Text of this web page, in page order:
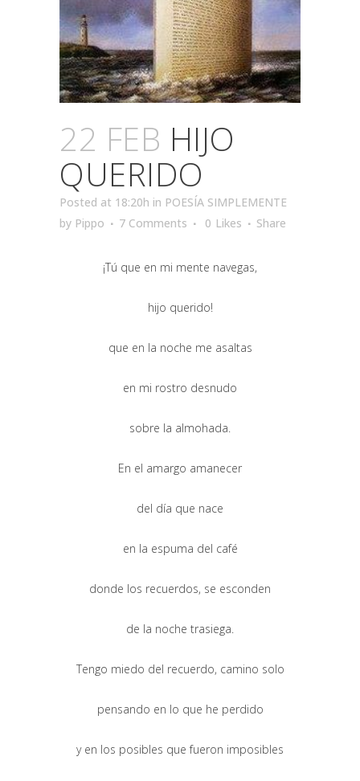
22 FEB HIJO
QUERIDO
Posted at 18:20h in POESÍA SIMPLEMENTE
by Pippo 7 Comments 0 Likes Share
¡Tú que en mi mente navegas,
hijo querido!
que en la noche me asaltas
en mi rostro desnudo
sobre la almohada.
En el amargo amanecer
del día que nace
en la espuma del café
donde los recuerdos, se esconden
de la noche trasiega.
Tengo miedo del recuerdo, camino solo
pensando en lo que he perdido
y en los posibles que fueron imposibles